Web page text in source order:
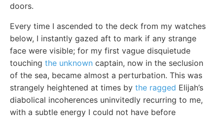
doors.
Every time I ascended to the deck from my watches
below, I instantly gazed aft to mark if any strange
face were visible; for my first vague disquietude
touching the unknown captain, now in the seclusion
of the sea, became almost a perturbation. This was
strangely heightened at times by the ragged Elijah’s
diabolical incoherences uninvitedly recurring to me,
with a subtle energy I could not have before